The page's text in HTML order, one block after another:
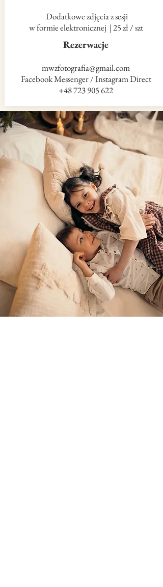
Dodatkowe zdjęcia z sesji
w formie elektronicznej | 25 zł / szt
Rezerwacje
mwzfotografia@gmail.com
Facebook Messenger / Instagram Direct
+48 723 905 622